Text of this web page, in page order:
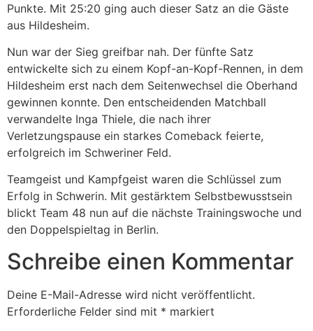
Punkte. Mit 25:20 ging auch dieser Satz an die Gäste
aus Hildesheim.
Nun war der Sieg greifbar nah. Der fünfte Satz
entwickelte sich zu einem Kopf-an-Kopf-Rennen, in dem
Hildesheim erst nach dem Seitenwechsel die Oberhand
gewinnen konnte. Den entscheidenden Matchball
verwandelte Inga Thiele, die nach ihrer
Verletzungspause ein starkes Comeback feierte,
erfolgreich im Schweriner Feld.
Teamgeist und Kampfgeist waren die Schlüssel zum
Erfolg in Schwerin. Mit gestärktem Selbstbewusstsein
blickt Team 48 nun auf die nächste Trainingswoche und
den Doppelspieltag in Berlin.
Schreibe einen Kommentar
Deine E-Mail-Adresse wird nicht veröffentlicht.
Erforderliche Felder sind mit * markiert